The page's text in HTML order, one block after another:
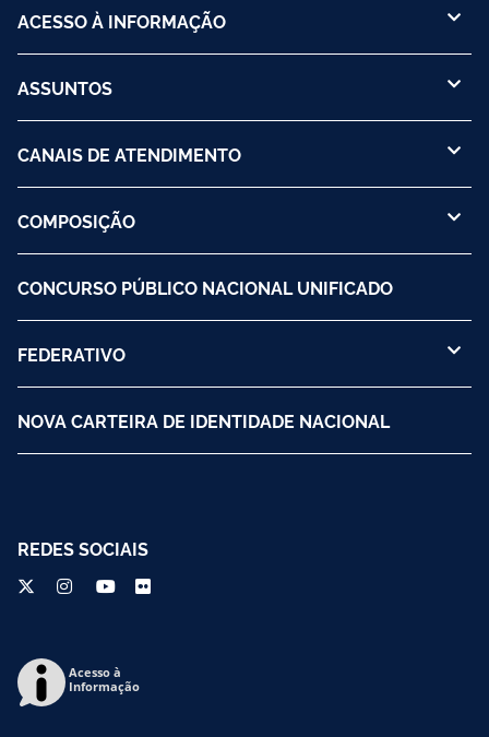
ACESSO À INFORMAÇÃO
ASSUNTOS
CANAIS DE ATENDIMENTO
COMPOSIÇÃO
CONCURSO PÚBLICO NACIONAL UNIFICADO
FEDERATIVO
NOVA CARTEIRA DE IDENTIDADE NACIONAL
REDES SOCIAIS
Acesso à
Informação